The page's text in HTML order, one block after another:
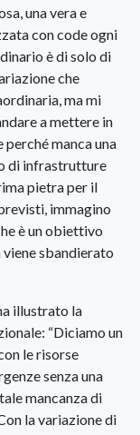
una vera e
con code ogni
è di solo di
che
ma mi
a mettere in
manca una
di infrastrutture
pietra per il
immagino
è un obiettivo
viene sbandierato
illustrato la
“Diciamo un
le risorse
senza una
mancanza di
la variazione di